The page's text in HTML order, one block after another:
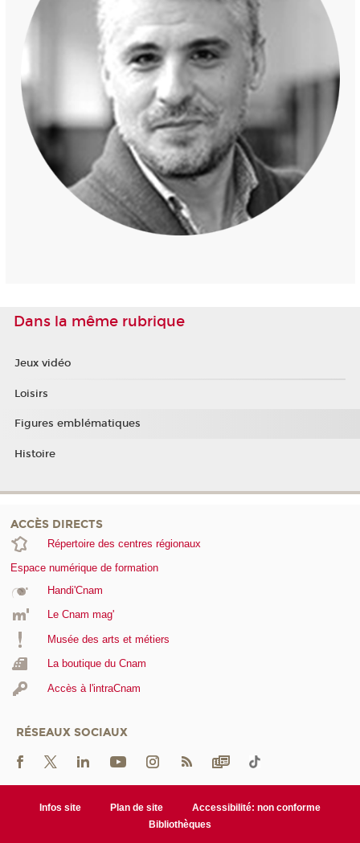
Dans la même rubrique
Jeux vidéo
Loisirs
Figures emblématiques
Histoire
ACCÈS DIRECTS
Répertoire des centres régionaux
Espace numérique de formation
Handi'Cnam
Le Cnam mag'
Musée des arts et métiers
La boutique du Cnam
Accès à l'intraCnam
RÉSEAUX SOCIAUX
Infos site Plan de site
Accessibilité: non conforme
Bibliothèques